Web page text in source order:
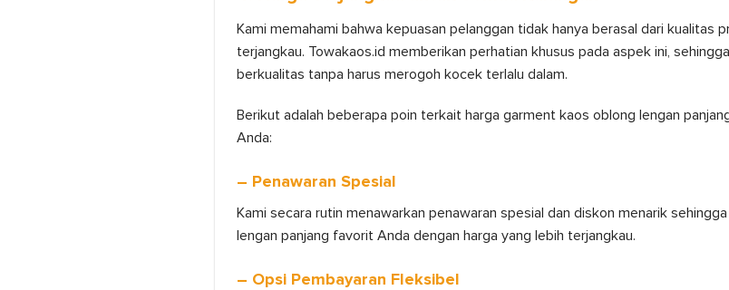
Kami memahami bahwa kepuasan pelanggan tidak hanya berasal dari kualitas
terjangkau. Towakaos.id memberikan perhatian khusus pada aspek ini,
berkualitas tanpa harus merogoh kocek terlalu dalam.
Berikut adalah beberapa poin terkait harga garment kaos oblong lengan
Anda:
– Penawaran Spesial
Kami secara rutin menawarkan penawaran spesial dan diskon menarik
lengan panjang favorit Anda dengan harga yang lebih terjangkau.
– Opsi Pembayaran Fleksibel